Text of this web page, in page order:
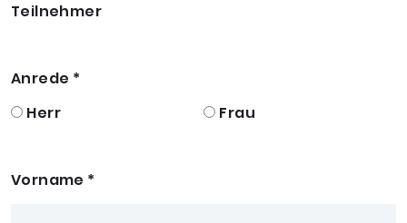
Teilnehmer
Anrede *
Herr
Frau
Vorname *